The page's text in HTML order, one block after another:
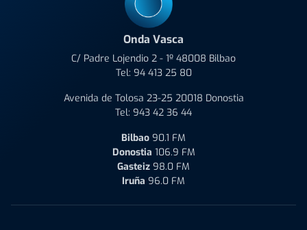
Onda Vasca
C/ Padre Lojendio 2 - 1º 48008 Bilbao
Tel: 94 413 25 80
Avenida de Tolosa 23-25 20018 Donostia
Tel: 943 42 36 44
Bilbao 90.1 FM
Donostia 106.9 FM
Gasteiz 98.0 FM
Iruña 96.0 FM